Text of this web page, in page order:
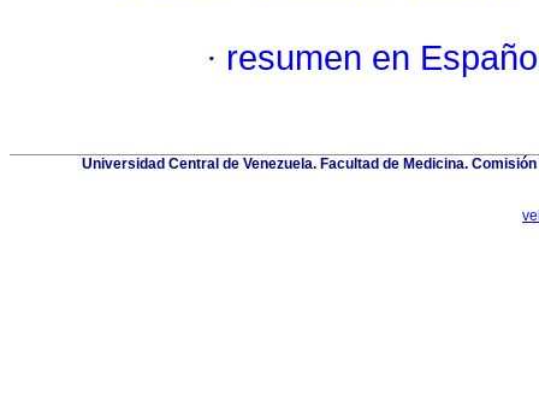
· resumen en
Universidad Central de Venezuela. Facultad de Medicina.